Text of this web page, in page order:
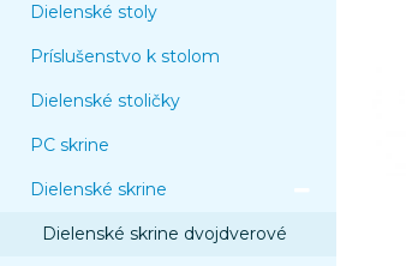
Dielenské stoly
Príslušenstvo k stolom
Dielenské stoličky
PC skrine
Dielenské skrine
Dielenské skrine dvojdverové